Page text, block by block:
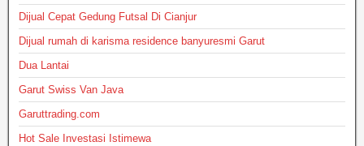
Dijual Cepat Gedung Futsal Di Cianjur
Dijual rumah di karisma residence banyuresmi Garut
Dua Lantai
Garut Swiss Van Java
Garuttrading.com
Hot Sale Investasi Istimewa